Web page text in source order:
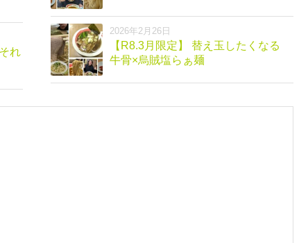
2026年2月26日
【R8.3月限定】 替え玉したくなる
牛骨×烏賊塩らぁ麺